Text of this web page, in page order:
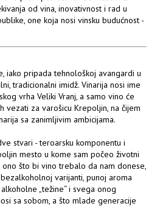
od vina, inovativnost i rad u
one koja nosi vinsku budućnost -
iako pripada tehnološkoj avangardi u
tradicionalni imidž. Vinarija nosi ime
vrha Veliki Vranj, a samo vino će
vezati za varošicu Krepoljin, na čijem
sa zanimljivim ambicijama.
stvari - teroarsku komponentu i
mesto u kome sam počeo životni
što bi vino trebalo da nam donese,
varijanti, punoj aroma
„težine“ i svega onog
sa sobom, a što mlade generacije